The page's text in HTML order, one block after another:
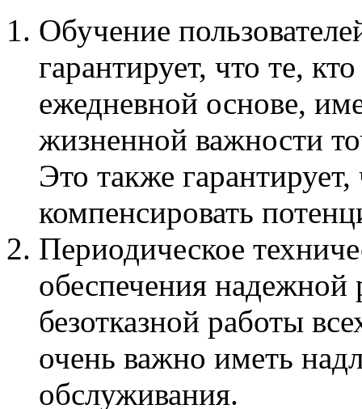
Обучение
гарантирует, что те,
ежедневной основе,
жизненной важности
Это также
компенсировать
Периодическое
обеспечения
безотказной работы
очень важно иметь
обслуживания.